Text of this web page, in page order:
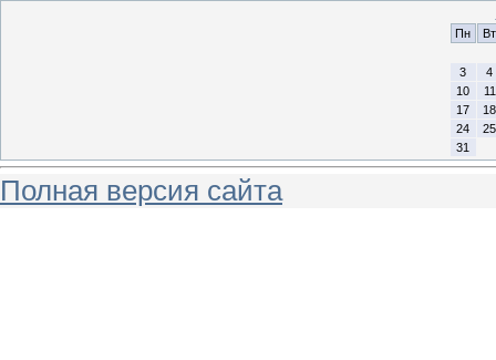
Пн
Вт
3
4
10
11
17
18
24
25
31
Полная версия сайта